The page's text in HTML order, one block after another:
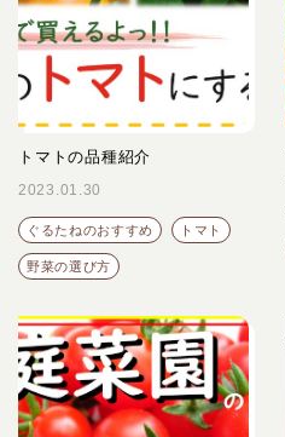
トマトの品種紹介
2023.01.30
ぐるたねのおすすめ トマト
野菜の選び方